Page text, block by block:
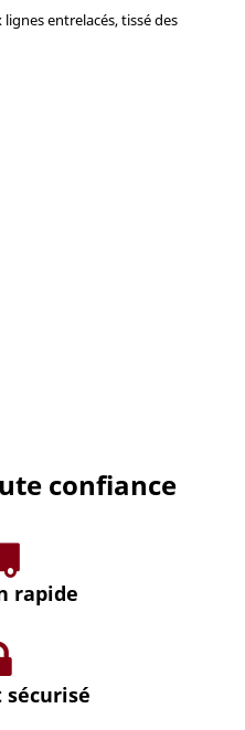
entrelacés, tissé des
confiance
rapide
sécurisé